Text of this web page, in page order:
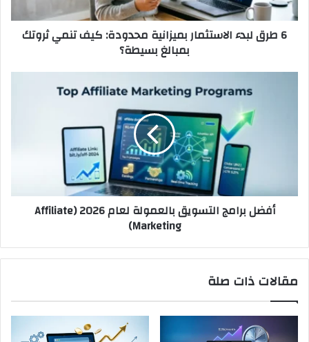
تنمي
ثروتك
بمبالغ 6 طرق لبدء الاستثمار بميزانية محدودة: كيف تنمي ثروتك
بمبالغ بسيطة؟
أفضل برامج التسويق بالعمولة لعام 2026 (Affiliate
Marketing)
مقالات ذات صلة